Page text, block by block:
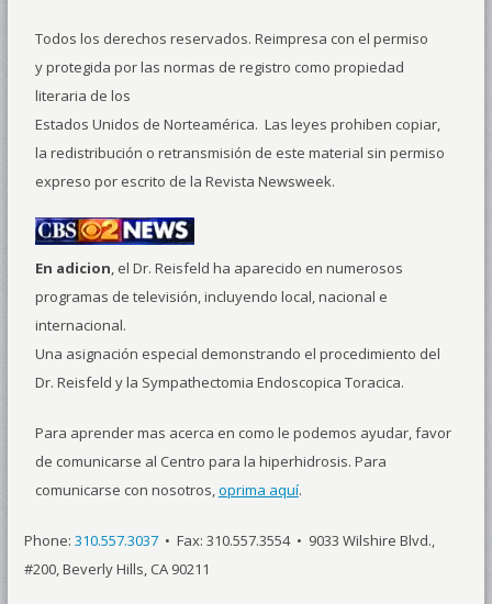
Todos los derechos reservados. Reimpresa con el permiso
y protegida por las normas de registro como propiedad
literaria de los
Estados Unidos de Norteamérica. Las leyes prohiben copiar,
la redistribución o retransmisión de este material sin permiso
expreso por escrito de la Revista Newsweek.
En adicion, el Dr. Reisfeld ha aparecido en numerosos
programas de televisión, incluyendo local, nacional e
internacional.
Una asignación especial demonstrando el procedimiento del
Dr. Reisfeld y la Sympathectomia Endoscopica Toracica.
Para aprender mas acerca en como le podemos ayudar, favor
de comunicarse al Centro para la hiperhidrosis. Para
comunicarse con nosotros,oprima aquí.
Phone: 310.557.3037• Fax: 310.557.3554 • 9033 Wilshire Blvd.,
#200, Beverly Hills, CA 90211